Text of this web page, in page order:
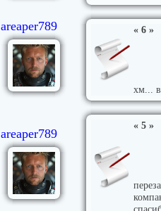
areaper789 « 6 »
хм...
areaper789
« 5 »